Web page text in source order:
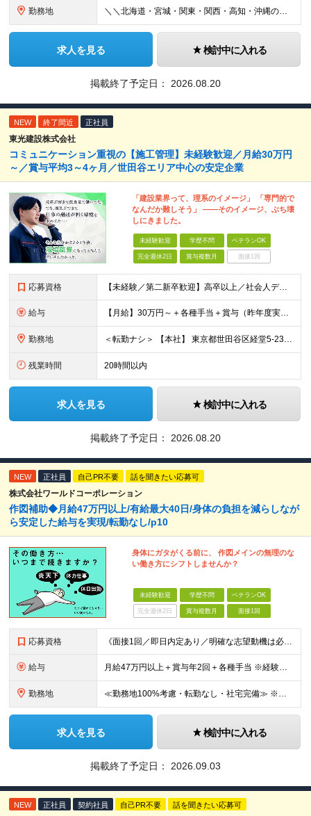
勤務地 ＼＼北海道・宮城・関東・関西・高知・沖縄の当社拠点／／ ▼北海道エリア 札幌店 ▼宮城エリア 仙台店 ▼千葉エリア 柏店、鎌ヶ谷店、千葉店、市川店 ▼埼玉エリア 狭山店、大宮店、浦和店、志木店
求人を見る 検討中に入れる
掲載終了予定日： 2026.08.20
NEW 終了間近 正社員
東光建設株式会社
コミュニケーション重視の【施工管理】未経験歓迎／月給30万円
～／賞与平均3～4ヶ月／世田谷エリア中心の安定企業
「建設業界って、理系のイメージ」 「専門的で
なんだか難しそう」 ――そのイメージ、ぶち壊
しにきました。
未経験歓迎 学歴不問 ベテランOK
完全週休2日 賞与複数月 面接1回
応募資格 【未経験／第二新卒歓迎】高卒以上／社会人デビュー◎／ブランク有◎／■要普免 入社時点に、特別な知識やスキル・経験は一切必要なし！ すべて入社後に、当社で身につけていただけるので 安心してください♪
給与 【月給】30万円～＋各種手当＋賞与（昨年度実績：3～4ヶ月） ※上記月給には固定残業時間（10h分／2万円以上）を含みます。 超過分は別途支給いたします。 ■未経験・1年目の想定年収：420万円
勤務地 ＜転勤ナシ＞ 【本社】 東京都世田谷区経堂5-23-15
残業時間 20時間以内
求人を見る 検討中に入れる
掲載終了予定日： 2026.08.20
NEW 正社員 自己PR不要 話を聞きたい応募可
株式会社ワールドコーポレーション
作図補助◆月給47万円以上/有給最大40日/身体の負担を減らしなが
ら安定した給与を実現/転勤なし/p10
身体にガタがくる前に、 作図メインの無理のな
い働き方にシフトしませんか？
未経験歓迎 学歴不問 ベテランOK
完全週休2日 賞与複数月 面接1回
応募資格 《面接1回／即日内定あり／明確な志望動機は必要なし》 ◆学歴・年齢不問 ◆建設業界での実務経験や設備設計（電気設備、空調・衛生設備）、土木設計（橋梁／トンネル・道路・造成／上下水道）などの業界経験者
給与 月給47万円以上＋賞与年2回＋各種手当 ※経験・スキルに応じて決定いたします。 ※条件面につきましては、経験を考慮しますのでご希望に添えない場合もございます。 ※試用期間は6ヶ月です。その間、給与・
勤務地 ≪勤務地100%考慮・転勤なし・社宅完備≫ ※配属は全国のプロジェクト先 ※あなたの希望を考慮し、勤務地を決定します。 ※U・Iターン歓迎 ※出張面接も可能です！お住まいの近くに伺います。(応相談
求人を見る 検討中に入れる
掲載終了予定日： 2026.09.03
NEW 正社員 契約社員 自己PR不要 話を聞きたい応募可